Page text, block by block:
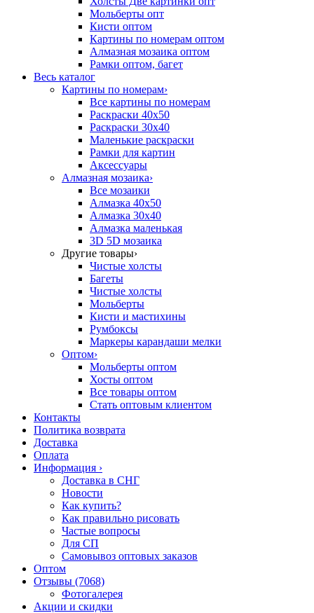
Мольберты опт
Кисти оптом
Картины по номерам оптом
Алмазная мозаика оптом
Рамки оптом, багет
Весь каталог
Картины по номерам›
Все картины по номерам
Раскраски 40х50
Раскраски 30х40
Маленькие раскраски
Рамки для картин
Аксессуары
Алмазная мозаика›
Все мозаики
Алмазка 40х50
Алмазка 30х40
Алмазка маленькая
3D 5D мозаика
Другие товары›
Чистые холсты
Багеты
Чистые холсты
Мольберты
Кисти и мастихины
Румбоксы
Маркеры карандаши мелки
Оптом›
Мольберты оптом
Хосты оптом
Все товары оптом
Стать оптовым клиентом
Контакты
Политика возврата
Доставка
Оплата
Информация ›
Доставка в СНГ
Новости
Как купить?
Как правильно рисовать
Частые вопросы
Для СП
Самовывоз оптовых заказов
Оптом
Отзывы (7068)
Фотогалерея
Акции и скидки